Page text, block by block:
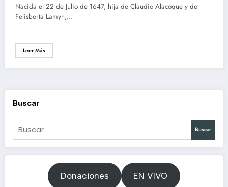
Nacida el 22 de Julio de 1647, hija de Claudio Alacoque y de
Felisberta Lamyn,…
Leer Más
Buscar
Buscar
Donaciones EN VIVO